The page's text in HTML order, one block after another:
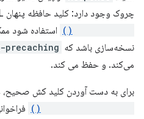
چروک وجود دارد: کلید حافظه پنهان URL که باید هنگام فراخوانی
استفاده شود
نسخه‌سازی باشد که precaching
می‌کند. و حفظ می کند.
برای به دست آوردن کلید کش صحیح،